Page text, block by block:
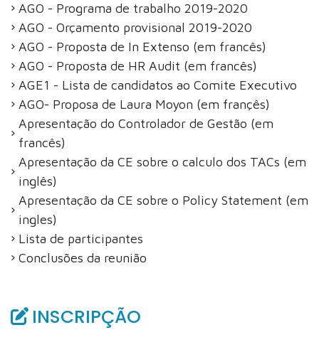
AGO - Programa de trabalho 2019-2020
AGO - Orçamento provisional 2019-2020
AGO - Proposta de In Extenso (em francês)
AGO - Proposta de HR Audit (em francês)
AGE1 - Lista de candidatos ao Comite Executivo
AGO- Proposa de Laura Moyon (em françês)
Apresentação do Controlador de Gestão (em
francês)
Apresentação da CE sobre o calculo dos TACs (em
inglês)
Apresentação da CE sobre o Policy Statement (em
ingles)
Lista de participantes
Conclusões da reunião
INSCRIPÇÃO